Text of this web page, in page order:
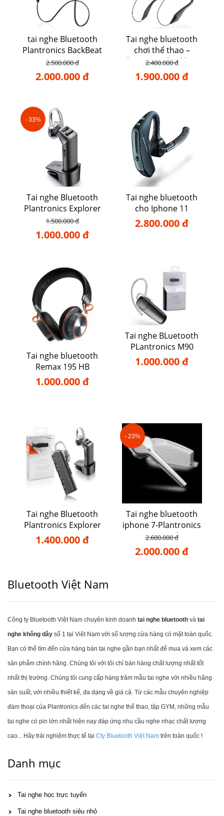
tai nghe Bluetooth
Plantronics BackBeat
go 2
2.500.000 đ
2.000.000 đ
Tai nghe bluetooth
chơi thể thao –
Plantronics backbeat
105
2.400.000 đ
1.900.000 đ
- 33%
Tai nghe Bluetooth
Plantronics Explorer
102
1.500.000 đ
1.000.000 đ
Tai nghe bluetooth
cho Iphone 11
2.800.000 đ
Tai nghe bluetooth
Remax 195 HB
1.000.000 đ
Tai nghe BLuetooth
PLantronics M90
1.000.000 đ
Tai nghe Bluetooth
Plantronics Explorer
110
1.400.000 đ
- 23%
Tai nghe bluetooth
iphone 7-Plantronics
Voyager Edge
2.600.000 đ
2.000.000 đ
Bluetooth Việt Nam
Công ty Bluetooth Việt Nam chuyên kinh doanh tai nghe bluetooth và tai
nghe không dây số 1 tại Việt Nam với số lượng cửa hàng có mặt toàn quốc.
Bạn có thể tìm đến cửa hàng bán tai nghe gần bạn nhất để mua và xem các
sản phẩm chính hãng. Chúng tôi với tôi chỉ bán hàng chất lượng nhất tốt
nhất thị trường. Chúng tôi cung cấp hàng trăm mẫu tai nghe với nhiều hãng
sản suất, với nhiều thiết kế, đa dạng về giá cả. Từ các mẫu chuyên nghiệp
đàm thoại của Plantronics đến các tai nghe thể thao, tập GYM, những mẫu
tai nghe có pin lớn nhất hiện nay đáp ứng nhu cầu nghe nhạc chất lượng
cao... Hãy trải nghiệm thực tế tại Cty Bluetooth Việt Nam trên toàn quốc !
Danh mục
Tai nghe học trực tuyến
Tai nghe bluetooth siêu nhỏ